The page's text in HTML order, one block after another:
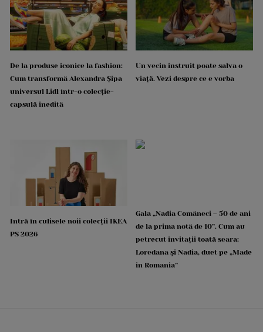
De la produse iconice la fashion:
Cum transformă Alexandra Șipa
universul Lidl într-o colecție-
capsulă inedită
Un vecin instruit poate salva o
viață. Vezi despre ce e vorba
Intră în culisele noii colecții IKEA
PS 2026
Gala „Nadia Comăneci – 50 de ani
de la prima notă de 10”. Cum au
petrecut invitații toată seara:
Loredana și Nadia, duet pe „Made
in Romania”